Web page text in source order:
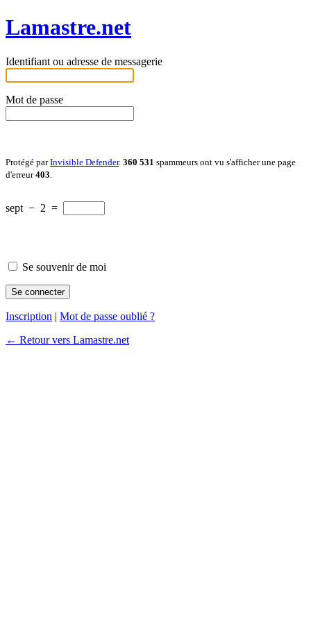
Lamastre.net
Identifiant ou adresse de messagerie
Mot de passe
Protégé parInvisible Defender. 360 531 spammeurs ont vu s'afficher une page
d'erreur403
sept − 2 =
Se souvenir de moi
Inscription | Mot de passe oublié ?
← Retour vers Lamastre.net